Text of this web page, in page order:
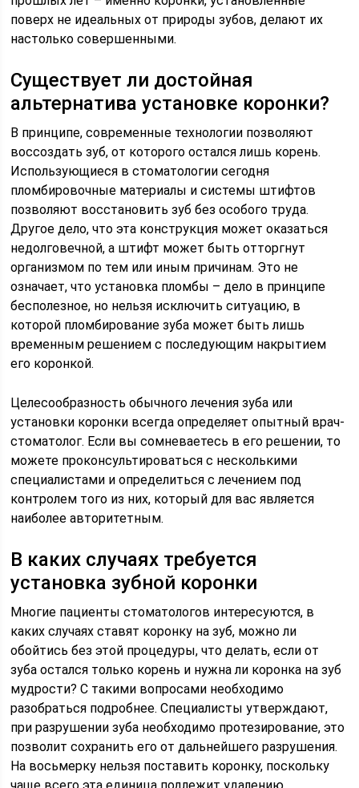
поверх не идеальных от природы зубов, делают их
настолько совершенными.
Существует ли достойная
альтернатива установке коронки?
В принципе, современные технологии позволяют
воссоздать зуб, от которого остался лишь корень.
Использующиеся в стоматологии сегодня
пломбировочные материалы и системы штифтов
позволяют восстановить зуб без особого труда.
Другое дело, что эта конструкция может оказаться
недолговечной, а штифт может быть отторгнут
организмом по тем или иным причинам. Это не
означает, что установка пломбы – дело в принципе
бесполезное, но нельзя исключить ситуацию, в
которой пломбирование зуба может быть лишь
временным решением с последующим накрытием
его коронкой.
Целесообразность обычного лечения зуба или
установки коронки всегда определяет опытный врач-
стоматолог. Если вы сомневаетесь в его решении, то
можете проконсультироваться с несколькими
специалистами и определиться с лечением под
контролем того из них, который для вас является
наиболее авторитетным.
В каких случаях требуется
установка зубной коронки
Многие пациенты стоматологов интересуются, в
каких случаях ставят коронку на зуб, можно ли
обойтись без этой процедуры, что делать, если от
зуба остался только корень и нужна ли коронка на зуб
мудрости? С такими вопросами необходимо
разобраться подробнее. Специалисты утверждают,
при разрушении зуба необходимо протезирование, это
позволит сохранить его от дальнейшего разрушения.
На восьмерку нельзя поставить коронку, поскольку